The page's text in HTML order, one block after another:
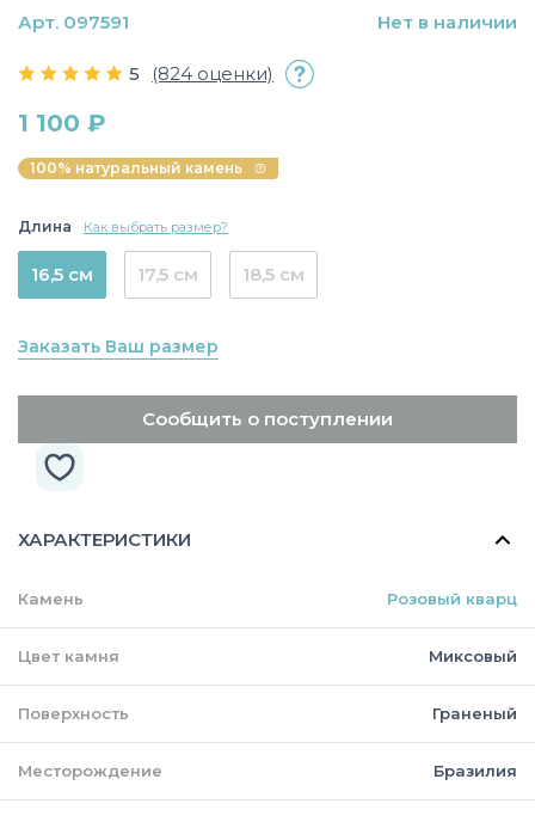
5 (824 оценки)
1 100 ₽
100% натуральный камень
Длина Как выбрать размер?
16,5 см 17,5 см 18,5 см
Заказать Ваш размер
Сообщить о поступлении
Арт. 097591 Нет в наличии
ХАРАКТЕРИСТИКИ
Камень Розовый кварц
Цвет камня Миксовый
Поверхность Граненый
Месторождение Бразилия